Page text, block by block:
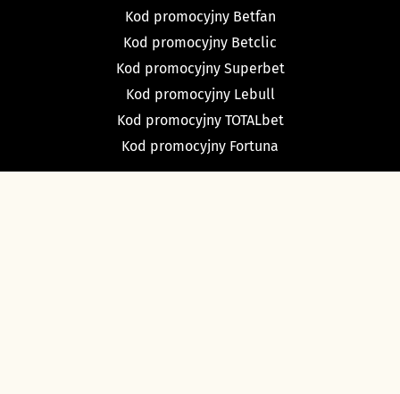
Kod promocyjny Betfan
Kod promocyjny Betclic
Kod promocyjny Superbet
Kod promocyjny Lebull
Kod promocyjny TOTALbet
Kod promocyjny Fortuna